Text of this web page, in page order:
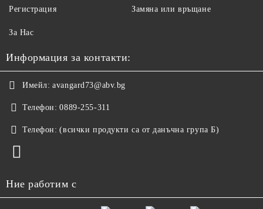
Регистрация
За Нас
Замяна или връщане
Информация за контакти:
Имейл: avangard73@abv.bg
Телефон: 0889-255-311
Телефон: (всички продукти са от данъчна група Б)
Ние работим с